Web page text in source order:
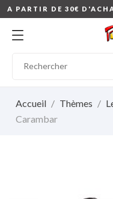
A PARTIR DE 30€
Accueil Thèmes
Carambar